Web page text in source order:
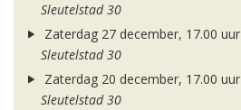
Sleutelstad 30
Zaterdag 27 december, 17.00 uur
Sleutelstad 30
Zaterdag 20 december, 17.00 uur
Sleutelstad 30